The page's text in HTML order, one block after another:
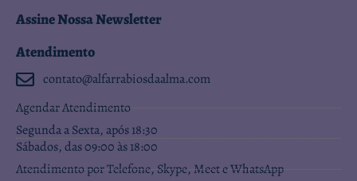
Assine Nossa Newsletter
Atendimento
contato@alfarrabiosdaalma.com
Agendar Atendimento
Segunda a Sexta, após 18:30
Sábados, das 09:00 às 18:00
Atendimento por Telefone, Skype, Meet e WhatsApp